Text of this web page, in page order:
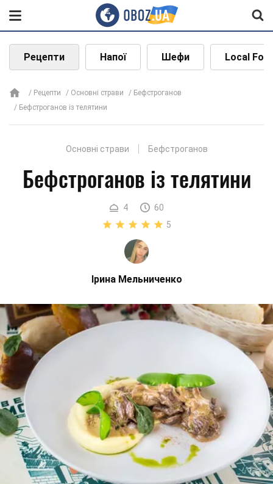
Рецепти Напої Шефи Local
Рецепти Основні страви
Бефстроганов
Бефстроганов із телятини
Основні страви Бефстроганов
Бефстроганов із телятини
4
60
5
Ірина Мельниченко